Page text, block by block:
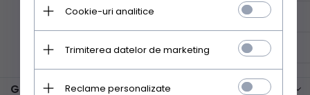
MATERIAL:
ÎNCHIDERE PRINCIPALĂ:fermoar
GENȚI
Cookie-uri analitice
Trimiterea datelor de marketing
Reclame personalizate